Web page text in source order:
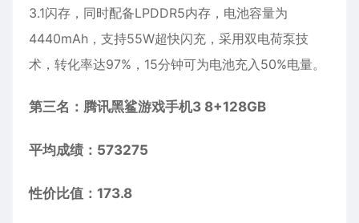
3.1闪存，同时配备LPDDR5内存，电池容量为
4440mAh，支持55W超快闪充，采用双电荷泵技
术，转化率达97%，15分钟可为电池充入50%电量。
第三名：腾讯黑鲨游戏手机3 8+128GB
平均成绩：573275
性价比值：173.8